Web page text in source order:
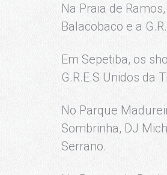
Na Praia de
Balacobaco e a
Em Sepetiba, os
G.R.E.S Unidos da
No Parque
Sombrinha, DJ
Serrano.